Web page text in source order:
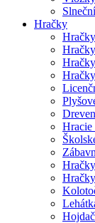
Hračky
Hracie